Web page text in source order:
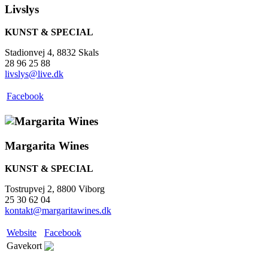
Livslys
KUNST & SPECIAL
Stadionvej 4, 8832 Skals
28 96 25 88
livslys@live.dk
Facebook
Margarita Wines
KUNST & SPECIAL
Tostrupvej 2, 8800 Viborg
25 30 62 04
kontakt@margaritawines.dk
Website
Facebook
Gavekort